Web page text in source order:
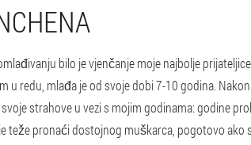
bilo je vjenčanje moje najbolje
u redu, mlađa je od svoje dobi 7-10 godina.
strahove u vezi s mojim godinama: godine
teže pronaći dostojnog muškarca, pogotovo ako